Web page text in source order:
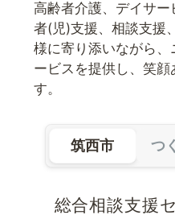
高齢者介護、デイサ
者(児)支援、相談支援
様に寄り添いながら
ービスを提供し、笑顔
す。
筑西市 つ
総合相談支援